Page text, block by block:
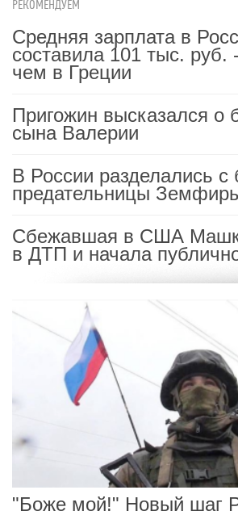
РЕКОМЕНДУЕМ
Средняя зарплата в
составила 101 тыс. руб.
чем в Греции
Пригожин высказался о
сына Валерии
В России разделались с
предательницы
Сбежавшая в США
в ДТП и начала
"Боже мой!" Новый шаг